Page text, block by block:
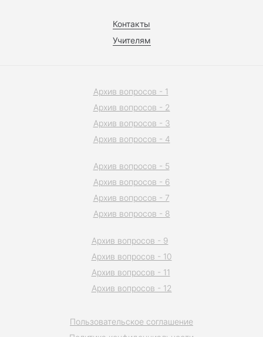
Контакты
Учителям
Пользовательское соглашение
Архив вопросов - 1
Архив вопросов - 2
Архив вопросов - 3
Архив вопросов - 4
Архив вопросов - 5
Архив вопросов - 6
Архив вопросов - 7
Архив вопросов - 8
Архив вопросов - 9
Архив вопросов - 10
Архив вопросов - 11
Архив вопросов - 12